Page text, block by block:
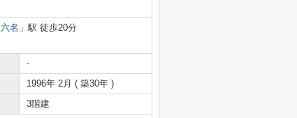
六名 」駅 徒歩20分
-
1996年 2月 ( 築30年 )
3階建